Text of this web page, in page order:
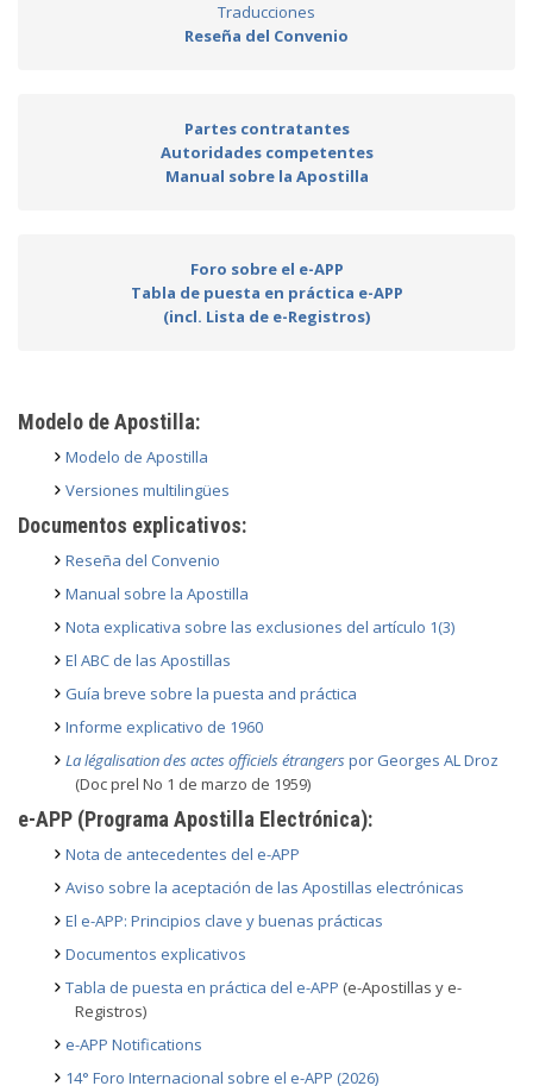
Traducciones
Reseña del Convenio
Partes contratantes
Autoridades competentes
Manual sobre la Apostilla
Foro sobre el e-APP
Tabla de puesta en práctica e-APP
(incl. Lista de e-Registros)
Modelo de Apostilla:
Modelo de Apostilla
Versiones multilingües
Documentos explicativos:
Reseña del Convenio
Manual sobre la Apostilla
Nota explicativa sobre las exclusiones del artículo 1(3)
El ABC de las Apostillas
Guía breve sobre la puesta and práctica
Informe explicativo de 1960
La légalisation des actes officiels étrangerspor Georges AL Droz
(Doc prel No 1 de marzo de 1959)
e-APP (Programa Apostilla Electrónica):
Nota de antecedentes del e-APP
Aviso sobre la aceptación de las Apostillas electrónicas
El e-APP: Principios clave y buenas prácticas
Documentos explicativos
Tabla de puesta en práctica del e-APP (e-Apostillas y e-
Registros)
e-APP Notifications
14° Foro Internacional sobre el e-APP (2026)